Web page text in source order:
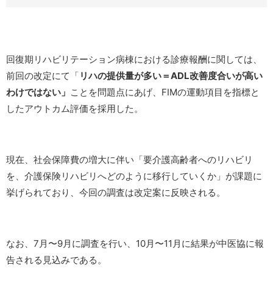
回復期リハビリテーション病棟における診療報酬に関しては、
前回の改定にて「 リハの提供量が多い＝ADL改善度合いが高い
わけではない」 ことを問題点にあげ、FIMの運動項目を指標と
したアウトカム評価を採用した。
現在、社会保障費の増大に伴い「要介護高齢者へのリハビリ
を、介護保険リハビリへどのように移行していくか」が課題に
挙げられており、今回の調査は改定案に反映される。
なお、7月〜9月に調査を行い、10月〜11月に結果が中医協に報
告される見込みである。